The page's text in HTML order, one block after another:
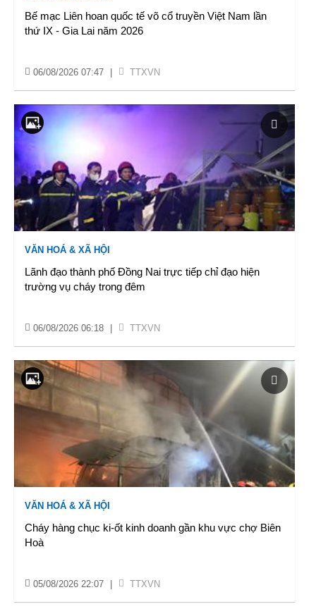
Bế mạc Liên hoan quốc tế võ cổ truyền Việt Nam lần
thứ IX - Gia Lai năm 2026
06/08/2026 07:47 TTXVN
VĂN HOÁ & XÃ HỘI
Lãnh đạo thành phố Đồng Nai trực tiếp chỉ đạo hiện
trường vụ cháy trong đêm
06/08/2026 06:18 TTXVN
VĂN HOÁ & XÃ HỘI
Cháy hàng chục ki-ốt kinh doanh gần khu vực chợ Biên
Hoà
05/08/2026 22:07 TTXVN